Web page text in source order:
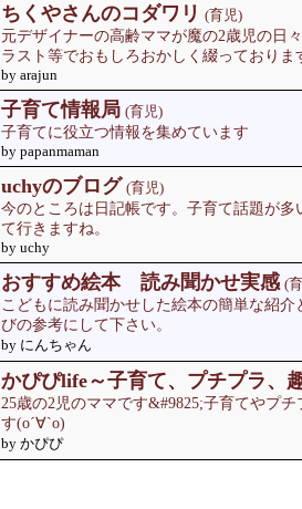
ちくやさんのコダワリ (育児)
元デザイナーの高齢ママが魔の2歳児の日
ラスト等でおもしろおかしく綴っておりま
by arajun
子育て情報局 (育児)
子育てに役立つ情報を集めています
by papanmaman
uchyのブログ (育児)
今のところは日記帳です。子育て話題が
て行きますね。
by uchy
おすすめ絵本 読み聞かせ実感 (
こどもに読み聞かせした絵本の簡単な紹
びの参考にして下さい。
by にんちゃん
かぴぴlife～子育て、プチプラ、
25歳の2児のママです&#9825;子育てやプ
す(о´∀`о)
by かぴぴ